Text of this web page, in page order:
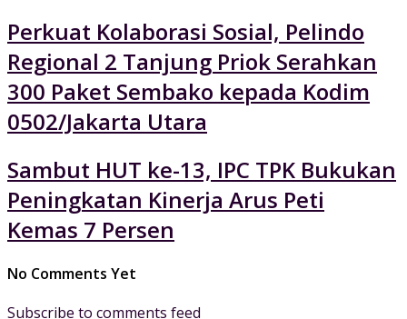
Perkuat Kolaborasi Sosial, Pelindo
Regional 2 Tanjung Priok Serahkan
300 Paket Sembako kepada Kodim
0502/Jakarta Utara
Sambut HUT ke-13, IPC TPK Bukukan
Peningkatan Kinerja Arus Peti
Kemas 7 Persen
No Comments Yet
Subscribe to comments feed